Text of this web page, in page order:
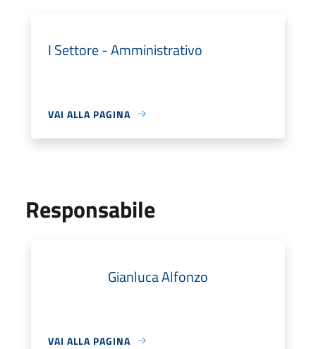
I Settore - Amministrativo
VAI ALLA PAGINA
Responsabile
Gianluca Alfonzo
VAI ALLA PAGINA